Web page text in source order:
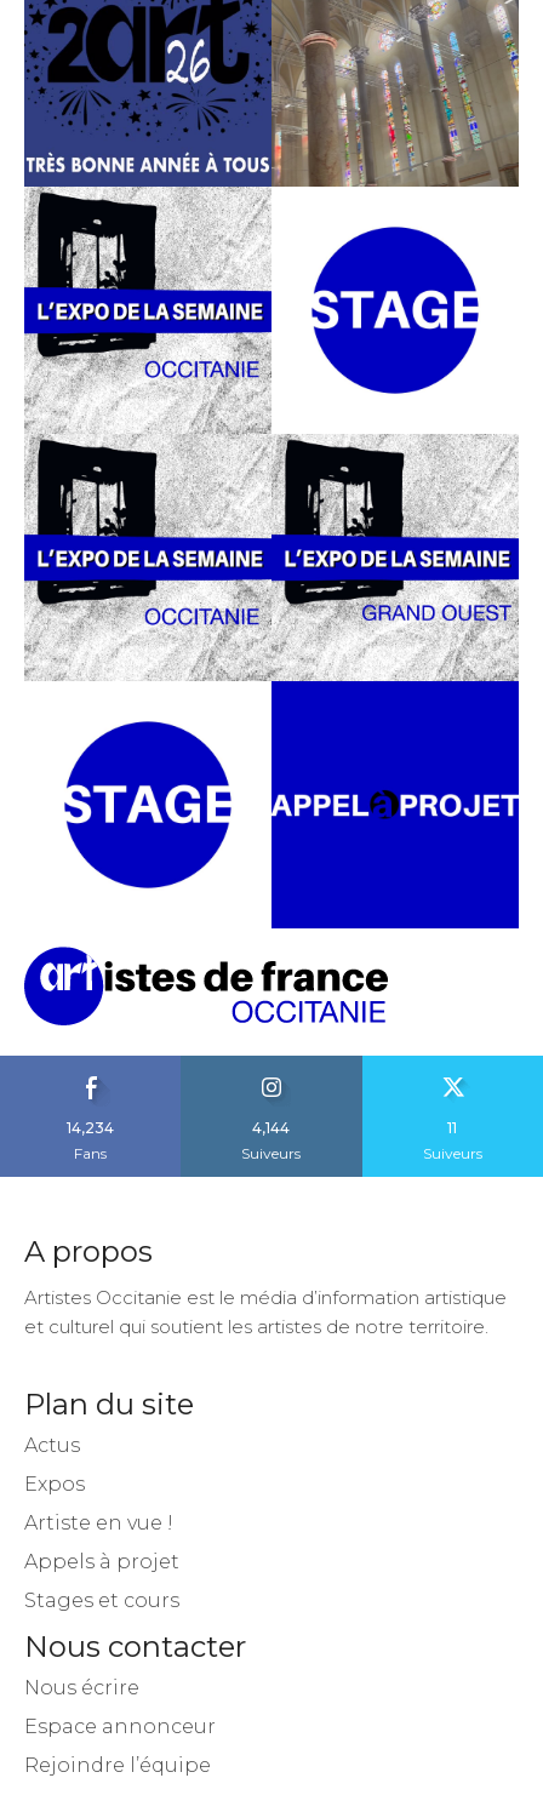
14,234
Fans
4,144
Suiveurs
11
Suiveurs
A propos
Artistes Occitanie est le média d’information artistique
et culturel qui soutient les artistes de notre territoire.
Plan du site
Actus
Expos
Artiste en vue !
Appels à projet
Stages et cours
Nous contacter
Nous écrire
Espace annonceur
Rejoindre l’équipe